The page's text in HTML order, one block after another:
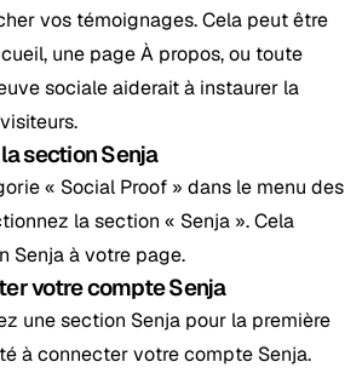
vos témoignages. Cela peut être
une page À propos, ou toute
sociale aiderait à instaurer la
section Senja
« Social Proof » dans le menu des
la section « Senja ». Cela
Senja à votre page.
votre compte Senja
une section Senja pour la première
à connecter votre compte Senja.